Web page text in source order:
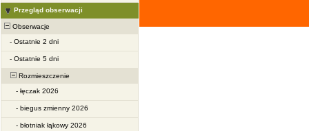
Przegląd obserwacji
Obserwacje
- Ostatnie 2 dni
- Ostatnie 5 dni
Rozmieszczenie
- łęczak 2026
- biegus zmienny 2026
- błotniak łąkowy 2026